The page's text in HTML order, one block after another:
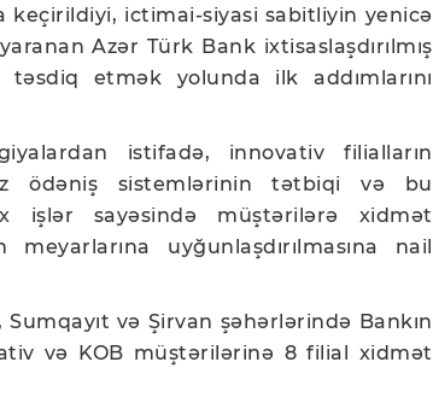
keçirildiyi, ictimai-siyasi sabitliyin yenicə
Azər Türk Bank ixtisaslaşdırılmış
etmək yolunda ilk addımlarını
istifadə, innovativ filialların
ödəniş sistemlərinin tətbiqi və bu
işlər sayəsində müştərilərə xidmət
uyğunlaşdırılmasına nail
Sumqayıt və Şirvan şəhərlərində Bankın
və KOB müştərilərinə 8 filial xidmət